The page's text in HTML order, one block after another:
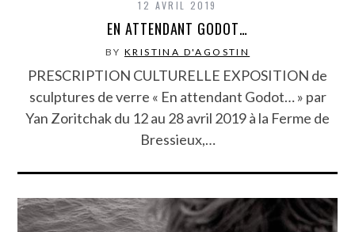
12 AVRIL 2019
EN ATTENDANT GODOT…
BY KRISTINA D'AGOSTIN
PRESCRIPTION CULTURELLE EXPOSITION de
sculptures de verre « En attendant Godot… » par
Yan Zoritchak du 12 au 28 avril 2019 à la Ferme de
Bressieux,…